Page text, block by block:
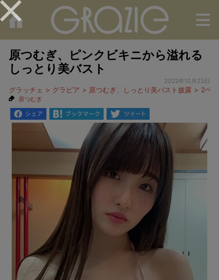
原つむぎ、ピンクビキニから溢れる
しっとり美バスト
2022年10月23日
グラッチェ グラビア 原つむぎ、しっとり美バスト披露 2ペ
原つむぎ